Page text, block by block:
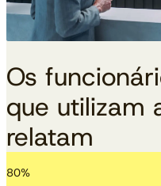
Os
que utilizam
relatam
80%